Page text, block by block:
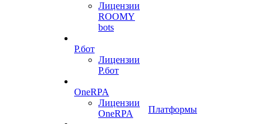
Лицензии
ROOMY
bots
Р.бот
Лицензии
Р.бот
OneRPA
Лицензии
OneRPA
Платформы